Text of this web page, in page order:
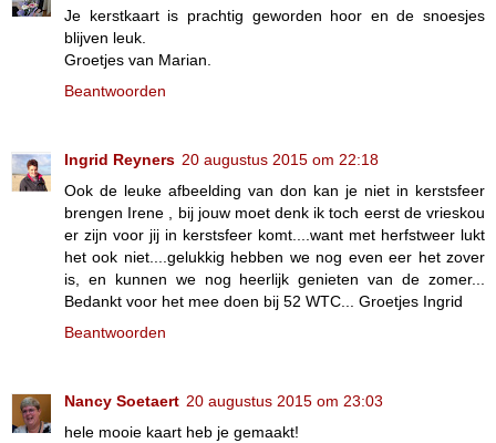
Je kerstkaart is prachtig geworden hoor en de snoesjes
blijven leuk.
Groetjes van Marian.
Beantwoorden
Ingrid Reyners 20 augustus 2015 om 22:18
Ook de leuke afbeelding van don kan je niet in kerstsfeer
brengen Irene , bij jouw moet denk ik toch eerst de vrieskou
er zijn voor jij in kerstsfeer komt....want met herfstweer lukt
het ook niet....gelukkig hebben we nog even eer het zover
is, en kunnen we nog heerlijk genieten van de zomer...
Bedankt voor het mee doen bij 52 WTC... Groetjes Ingrid
Beantwoorden
Nancy Soetaert 20 augustus 2015 om 23:03
hele mooie kaart heb je gemaakt!